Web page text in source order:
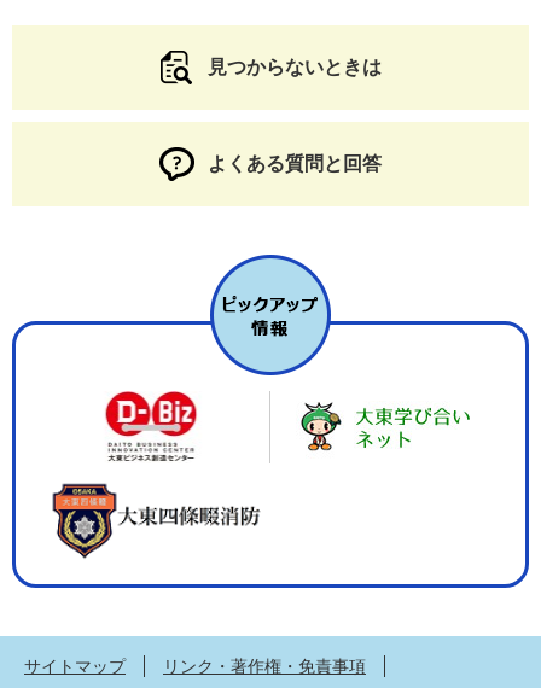
見つからないときは
よくある質問と回答
サイトマップ
リンク・著作権・免責事項